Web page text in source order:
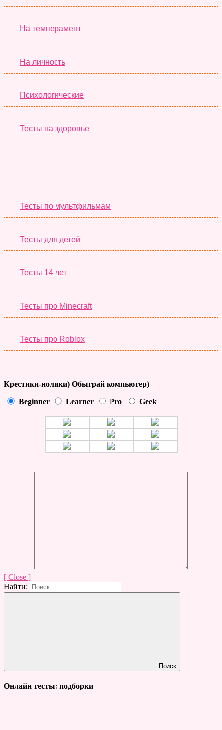
На темперамент
На личность
Психологические
Тесты на здоровье
Тесты по мультфильмам
Тесты для детей
Тесты 14 лет
Тесты про Minecraft
Тесты про Roblox
Крестики-нолики) Обыграй компьютер)
Beginner Learner Pro Geek
[ Close ]
Найти:
Поиск
Онлайн тесты: подборки